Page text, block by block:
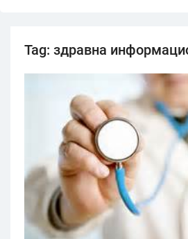
Tag: здравна